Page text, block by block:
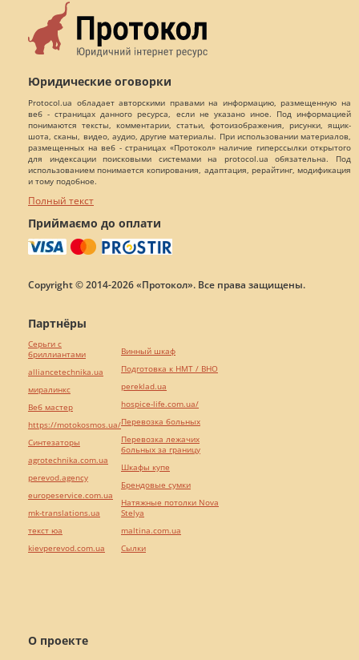
Юридические оговорки
Protocol.ua обладает авторскими правами на информацию, размещенную на
веб - страницах данного ресурса, если не указано иное. Под информацией
понимаются тексты, комментарии, статьи, фотоизображения, рисунки, ящик-
шота, сканы, видео, аудио, другие материалы. При использовании материалов,
размещенных на веб - страницах «Протокол» наличие гиперссылки открытого
для индексации поисковыми системами на protocol.ua обязательна. Под
использованием понимается копирования, адаптация, рерайтинг, модификация
и тому подобное.
Полный текст
Приймаємо до оплати
Copyright © 2014-2026 «Протокол». Все права защищены.
О проекте
Партнёры
Серьги с
бриллиантами
alliancetechnika.ua
миралинкс
Веб мастер
https://motokosmos.ua/
Синтезаторы
agrotechnika.com.ua
perevod.agency
europeservice.com.ua
mk-translations.ua
текст юа
kievperevod.com.ua
Винный шкаф
Подготовка к НМТ / ВНО
pereklad.ua
hospice-life.com.ua/
Перевозка больных
Перевозка лежачих
больных за границу
Шкафы купе
Брендовые сумки
Натяжные потолки Nova
Stelya
maltina.com.ua
Cылки